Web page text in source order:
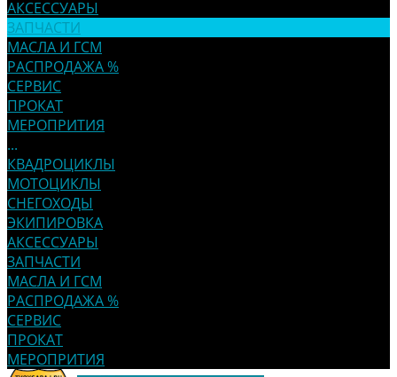
АКСЕССУАРЫ
ЗАПЧАСТИ
МАСЛА И ГСМ
РАСПРОДАЖА %
СЕРВИС
ПРОКАТ
МЕРОПРИТИЯ
...
КВАДРОЦИКЛЫ
МОТОЦИКЛЫ
СНЕГОХОДЫ
ЭКИПИРОВКА
АКСЕССУАРЫ
ЗАПЧАСТИ
МАСЛА И ГСМ
РАСПРОДАЖА %
СЕРВИС
ПРОКАТ
МЕРОПРИТИЯ